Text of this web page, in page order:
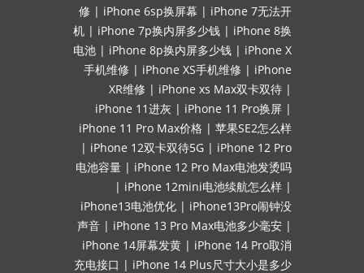
修 | iPhone 6sp换屏幕 | iPhone 7无法开
机 | iPhone 7p换内屏多少钱 | iPhone 8换
电池 | iPhone 8p换内屏多少钱 | iPhone X
手机维修 | iPhone XS手机维修 | iPhone
XR维修 | iPhone xs Max双卡双待 |
iPhone 11进灰 | iPhone 11 Pro换屏 |
iPhone 11 Pro Max价格 | 苹果SE2怎么样
| iPhone 12双卡双待5G | iPhone 12 Pro
电池容量 | iPhone 12 Pro Max电池发烫吗
| iPhone 12mini电池续航怎么样 |
iPhone13电池优化 | iPhone13Pro闹钟没
声音 | iPhone 13 Pro Max电池多少毫安 |
iPhone 14屏幕发黄 | iPhone 14 Pro取消
充电接口 | iPhone 14 Plus尺寸大小是多少